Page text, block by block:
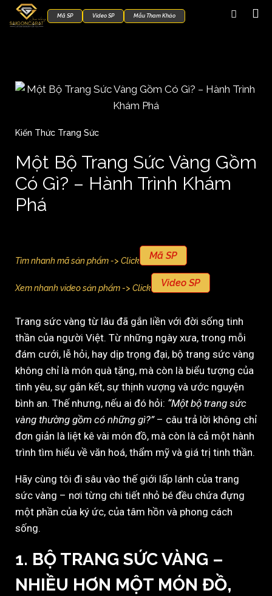
Mã SP Video SP Mẫu Tham Khảo
Kiến Thức Trang Sức
Một Bộ Trang Sức Vàng Gồm
Có Gì? – Hành Trình Khám
Phá
Tìm nhanh mã sản phẩm -> Click Mã SP
Xem nhanh video sản phẩm -> Click Video SP
Trang sức vàng từ lâu đã gắn liền với đời sống tinh
thần của người Việt. Từ những ngày xưa, trong mỗi
đám cưới, lễ hỏi, hay dịp trọng đại, bộ trang sức vàng
không chỉ là món quà tặng, mà còn là biểu tượng của
tình yêu, sự gắn kết, sự thịnh vượng và ước nguyện
bình an. Thế nhưng, nếu ai đó hỏi: “Một bộ trang sức
vàng thường gồm có những gì?”– câu trả lời không chỉ
đơn giản là liệt kê vài món đồ, mà còn là cả một hành
trình tìm hiểu về văn hoá, thẩm mỹ và giá trị tinh thần.
Hãy cùng tôi đi sâu vào thế giới lấp lánh của trang
sức vàng – nơi từng chi tiết nhỏ bé đều chứa đựng
một phần của ký ức, của tâm hồn và phong cách
sống.
1. BỘ TRANG SỨC VÀNG –
NHIỀU HƠN MỘT MÓN ĐỒ,